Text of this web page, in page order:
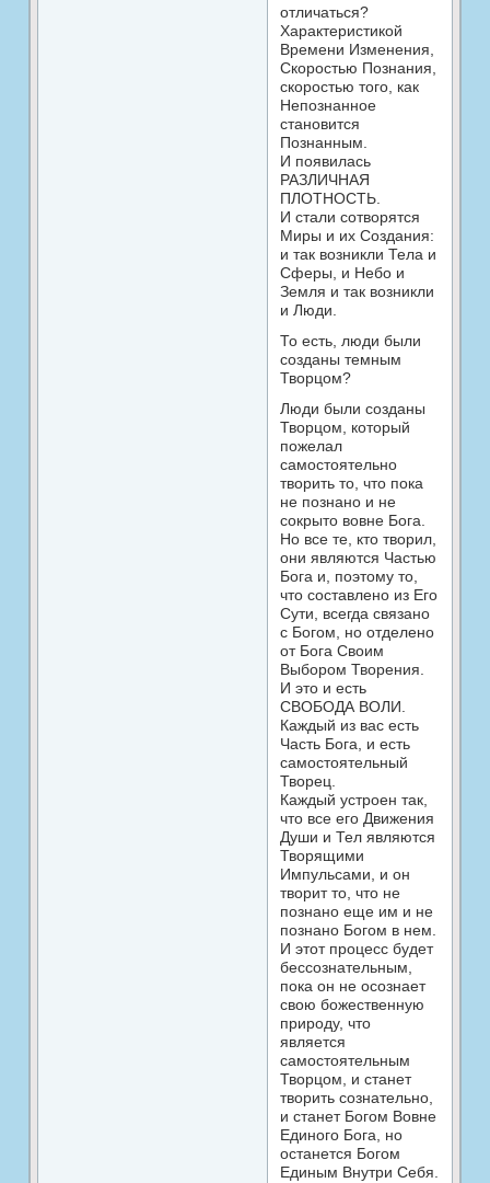
отличаться?
Характеристикой
Времени Изменения,
Скоростью Познания,
скоростью того, как
Непознанное
становится
Познанным.
И появилась
РАЗЛИЧНАЯ
ПЛОТНОСТЬ.
И стали сотворятся
Миры и их Создания:
и так возникли Тела и
Сферы, и Небо и
Земля и так возникли
и Люди.
То есть, люди были
созданы темным
Творцом?
Люди были созданы
Творцом, который
пожелал
самостоятельно
творить то, что пока
не познано и не
сокрыто вовне Бога.
Но все те, кто творил,
они являются Частью
Бога и, поэтому то,
что составлено из Его
Сути, всегда связано
с Богом, но отделено
от Бога Своим
Выбором Творения.
И это и есть
СВОБОДА ВОЛИ.
Каждый из вас есть
Часть Бога, и есть
самостоятельный
Творец.
Каждый устроен так,
что все его Движения
Души и Тел являются
Творящими
Импульсами, и он
творит то, что не
познано еще им и не
познано Богом в нем.
И этот процесс будет
бессознательным,
пока он не осознает
свою божественную
природу, что
является
самостоятельным
Творцом, и станет
творить сознательно,
и станет Богом Вовне
Единого Бога, но
останется Богом
Единым Внутри Себя.